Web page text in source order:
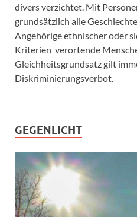
divers verzichtet. Mit
grundsätzlich alle
Angehörige ethnischer oder
Kriterien verortende
Gleichheitsgrundsatz gilt
Diskriminierungsverbot.
GEGENLICHT